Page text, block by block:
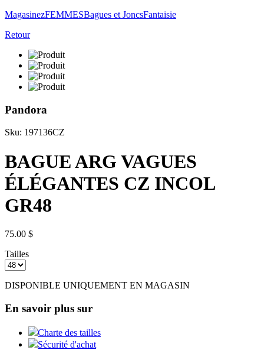
MagasinezFEMMESBagues et JoncsFantaisie
Retour
Pandora
Sku: 197136CZ
BAGUE ARG VAGUES
ÉLÉGANTES CZ INCOL
GR48
75.00 $
Tailles
DISPONIBLE UNIQUEMENT EN MAGASIN
En savoir plus sur
Charte des tailles
Sécurité d'achat